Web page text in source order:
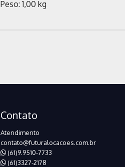
Peso: 1,00 kg
Contato
Atendimento
contato@futuralocacoes.com.br
(61)9.9510-7733
(61)3327-2178